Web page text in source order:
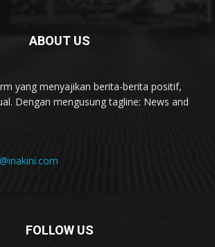
ABOUT US
yang menyajikan berita-berita positif,
Dengan mengusung tagline: News and
FOLLOW US